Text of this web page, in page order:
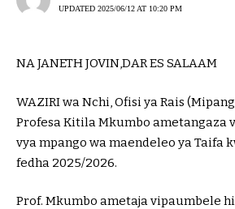
UPDATED 2025/06/12 AT 10:20 PM
NA JANETH JOVIN,DAR ES SALAAM
WAZIRI wa Nchi, Ofisi ya Rais
Profesa Kitila Mkumbo ametangaza
vya mpango wa maendeleo ya Taifa
fedha 2025/2026.
Prof. Mkumbo ametaja vipaumbele